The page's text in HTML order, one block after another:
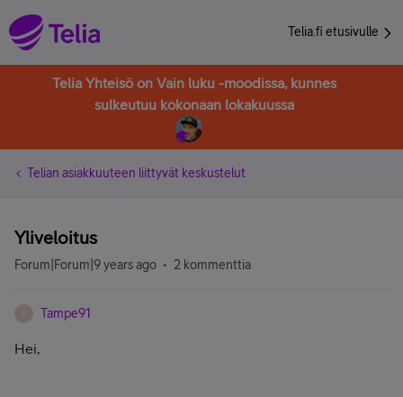
Telia.fi etusivulle
Telia Yhteisö on Vain luku -moodissa, kunnes
sulkeutuu kokonaan lokakuussa
Telian asiakkuuteen liittyvät keskustelut
Yliveloitus
Forum|Forum|9 years ago 2 kommenttia
Tampe91
Hei,